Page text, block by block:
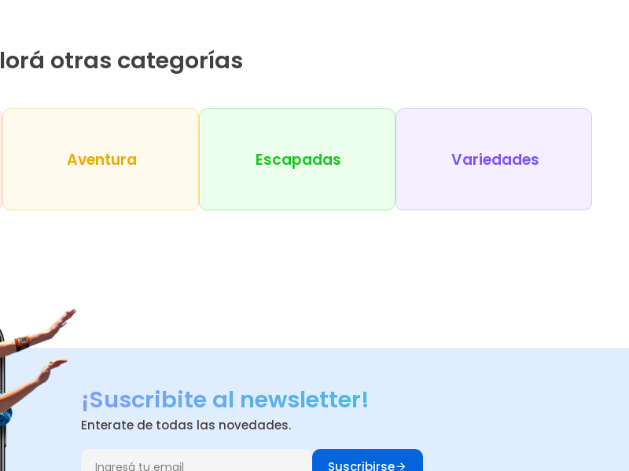
otras categorías
Aventura Escapadas Variedades
¡Suscribite al newsletter!
Enterate de todas las novedades.
Suscribirse